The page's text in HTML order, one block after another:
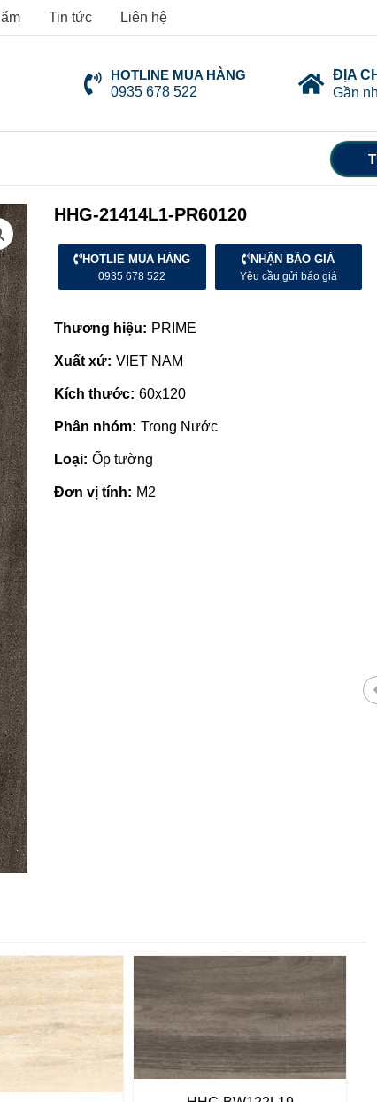
Tin tức Liên hệ
HOTLINE MUA HÀNG
0935 678 522
ĐỊA
Gần
HHG-21414L1-PR60120
HOTLIE MUA HÀNG
0935 678 522
NHẬN BÁO GIÁ
Yêu cầu gửi báo giá
Thương hiệu: PRIME
Xuất xứ: VIET NAM
Kích thước: 60x120
Phân nhóm: Trong Nước
Loại: Ốp tường
Đơn vị tính: M2
rẻ tại Quảng